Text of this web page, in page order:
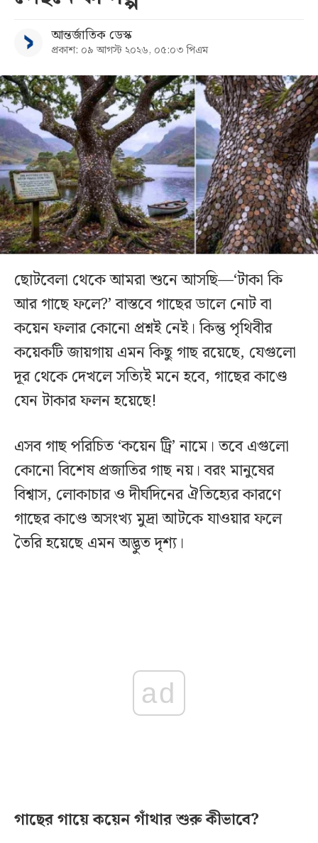
আন্তর্জাতিক ডেস্ক
প্রকাশ: ০৯ আগস্ট ২০২৬, ০৫:০৩ পিএম
ছোটবেলা থেকে আমরা শুনে আসছি—‘টাকা কি
আর গাছে ফলে?’ বাস্তবে গাছের ডালে নোট বা
কয়েন ফলার কোনো প্রশ্নই নেই। কিন্তু পৃথিবীর
কয়েকটি জায়গায় এমন কিছু গাছ রয়েছে, যেগুলো
দূর থেকে দেখলে সত্যিই মনে হবে, গাছের কাণ্ডে
যেন টাকার ফলন হয়েছে!
এসব গাছ পরিচিত ‘কয়েন ট্রি’ নামে। তবে এগুলো
কোনো বিশেষ প্রজাতির গাছ নয়। বরং মানুষের
বিশ্বাস, লোকাচার ও দীর্ঘদিনের ঐতিহ্যের কারণে
গাছের কাণ্ডে অসংখ্য মুদ্রা আটকে যাওয়ার ফলে
তৈরি হয়েছে এমন অদ্ভুত দৃশ্য।
ad
গাছের গায়ে কয়েন গাঁথার শুরু কীভাবে?